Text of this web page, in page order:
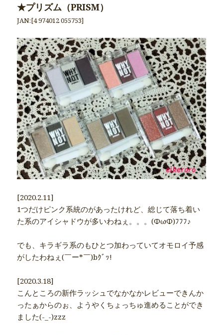
★プリズム（PRISM）
JAN:[4 974012 055753]
[2020.2.11]
1つだけピンク系統のがあったけれど、総じて落ち着い
た系のアイシャドウが多いわねぇ。。。(ΦωΦ)ﾌﾌﾌ♪
でも、キラギラ系のもひとつ加わっていてオモロイ予感
がしたわねぇ(￣ー*￣)bｸﾞｯ!
[2020.3.18]
こんところの新作ラッシュでなかなかレビューできんか
ったぁからのぉ、ようやくちょっちゅ進めることができ
ました(-_-)zzz